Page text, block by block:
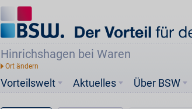
Hinrichshagen bei Waren
Vorteilswelt Aktuelles Über BSW